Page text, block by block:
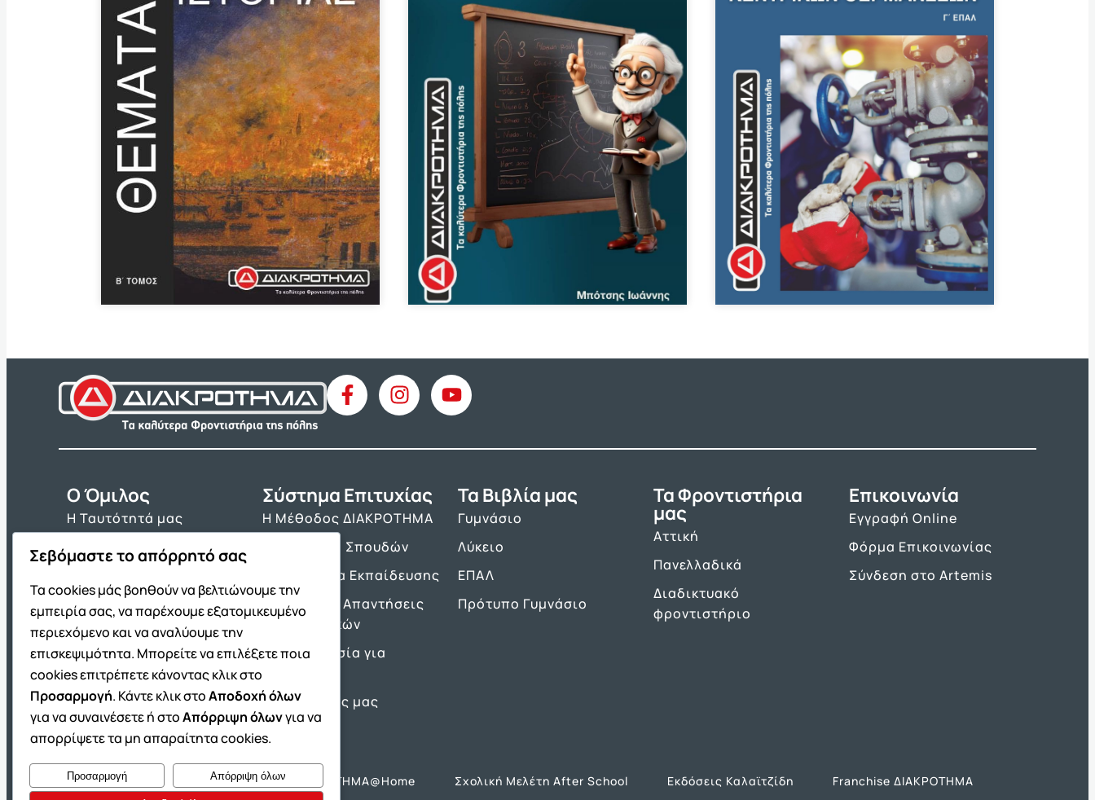
O Όμιλος
Η Ταυτότητά μας
Νέα & Ανακοινώσεις
Θέσεις Εργασίας
Σύστημα Επιτυχίας
Η Μέθοδος ΔΙΑΚΡΟΤΗΜΑ
Πρόγραμμα Σπουδών
Τα Εργαλεία Εκπαίδευσης
Θέματα και Απαντήσεις
Πανελλαδικών
Προετοιμασία για
Οι Επιτυχίες μας
Τα Βιβλία μας
Γυμνάσιο
Λύκειο
ΕΠΑΛ
Πρότυπο Γυμνάσιο
Τα Φροντιστήρια
μας
Αττική
Πανελλαδικά
Διαδικτυακό
φροντιστήριο
Επικοινωνία
Εγγραφή Online
Φόρμα Επικοινωνίας
Σύνδεση στο Artemis
Όμιλος ΔΙΑΚΡΟΤΗΜΑ ΔΙΑΚΡΟΤΗΜΑ@Home Σχολική Μελέτη After School Εκδόσεις Καλαϊτζίδη Franchise ΔΙΑΚΡΟΤΗΜΑ
Σεβόμαστε το απόρρητό σας
Τα cookies μάς βοηθούν να βελτιώνουμε την
εμπειρία σας, να παρέχουμε εξατομικευμένο
περιεχόμενο και να αναλύουμε την
επισκεψιμότητα. Μπορείτε να επιλέξετε ποια
cookies επιτρέπετε κάνοντας κλικ στο
Προσαρμογή. Κάντε κλικ στοΑποδοχή όλων
για να συναινέσετε ή στοΑπόρριψη όλωνγια να
απορρίψετε τα μη απαραίτητα cookies.
Προσαρμογή Απόρριψη όλων